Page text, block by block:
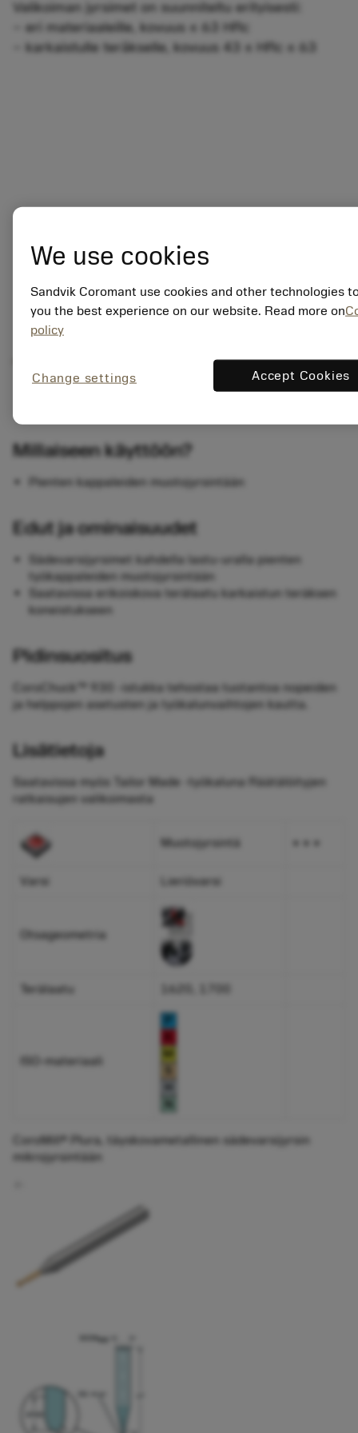
Valikoiman jyrsimet on suunniteltu erityisesti:
– eri materiaaleille, kovuus ≤ 63 HRc
– karkaistulle teräkselle, kovuus 43 ≤ HRc ≤ 63
Yleisesittely
Millaiseen käyttöön?
Pienten kappaleiden muotojyrsintään
Edut ja ominaisuudet
Sädevarsijyrsimet kahdella lastu-uralla pienten
työkappaleiden muotojyrsintään
Saatavissa erikoiskova terälaatu karkaistun teräksen
koneistukseen
Pidinsuositus
CoroChuck™ 930 -istukka tehostaa tuotantoa nopeiden
ja helppojen asetusten ja työkalunvaihtojen kautta.
Lisätietoja
Saatavissa myös Tailor Made -työkaluna
Räätälöityjen
ratkaisujen valikoimasta
Muotojyrsintä + + +
Varsi Lieriövarsi
Otsageometria
Terälaatu
ISO-materiaali
CoroMill® Plura, täyskovametallinen sädevarsijyrsin
mikrojyrsintään
We use cookies
Sandvik Coromant use cookies and other technologies
you the best experience on our website. Read more on
policy
Change settings Accept Cookies